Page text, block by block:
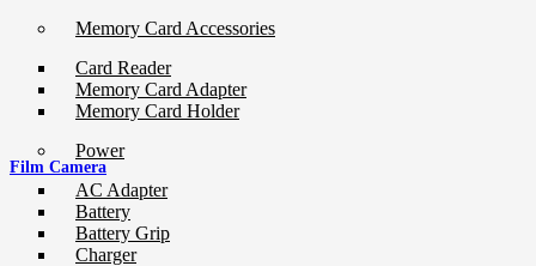
Memory Card Accessories
Card Reader
Memory Card Adapter
Memory Card Holder
Power
AC Adapter
Battery
Battery Grip
Charger
Film Camera